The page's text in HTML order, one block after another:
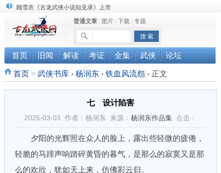
顾雪衣《古龙武侠小说知见录》上市
“武侠书库”查缺补漏活动圆满结束
《古龙小说原貌探究》修订版已上市
普通文章| 图片| 下载| 专题
首页 旧闻 解读 考证 全集 武侠 论坛
首页> 武侠书库 › 杨润东 › 铁血风流怨 ›正文
七 设计陷害
2025-03-03 作者：杨润东 来源： 杨润东作品集点击：
夕阳的光辉照在众人的脸上，露出些轻微的疲倦，
轻脆的马蹄声响踏碎黄昏的暮气，是那么的寂寞又是那
么的欢欣，犹如天上来，仿佛彩云归。